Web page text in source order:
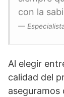
con la
—
Al elegir
calidad del
aseguramos